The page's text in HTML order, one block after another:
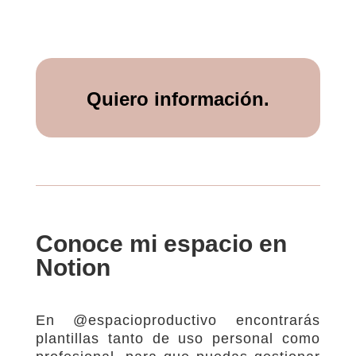
Quiero información.
Conoce mi espacio en
Notion
En @espacioproductivo encontrarás
plantillas tanto de uso personal como